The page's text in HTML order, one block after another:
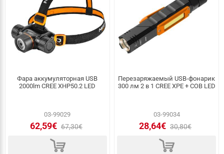
Фара аккумуляторная USB
2000lm CREE XHP50.2 LED
03-99029
62,59€ 67,30€
d
Перезаряжаемый USB-фонарик
300 лм 2 в 1 CREE XPE + COB LED
03-99034
28,64€ 30,80€
d